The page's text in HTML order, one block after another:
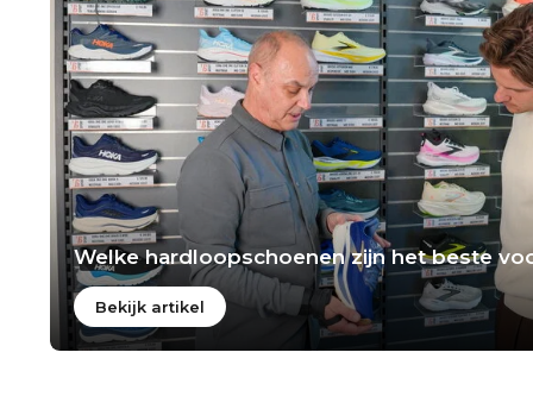
Welke hardloopschoenen zijn het beste
Bekijk artikel